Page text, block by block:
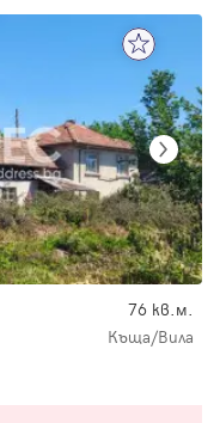
76 кв.м.
Къща/Вила